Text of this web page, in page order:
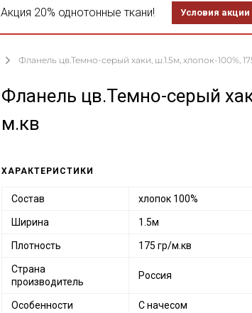
Акция 20% однотонные ткани! Условия акции
Фланель цв.Темно-серый хаки, ш.1.5м, хлопок-100%,
Фланель цв.Темно-серый
м.кв
ХАРАКТЕРИСТИКИ
Состав хлопок 100%
Ширина 1.5м
Плотность 175 гр/м.кв
Страна
производитель
Россия
Особенности С начесом